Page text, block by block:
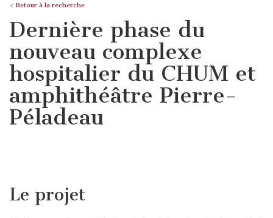
< Retour à la recherche
Dernière phase du
nouveau complexe
hospitalier du CHUM et
amphithéâtre Pierre-
Péladeau
Le projet